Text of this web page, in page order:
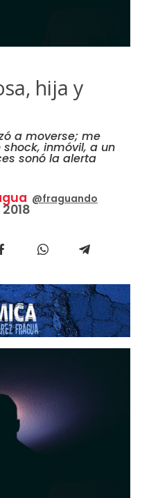
hija y
a moverse; me
shock, inmóvil, a un
sonó la alerta
@fraguando